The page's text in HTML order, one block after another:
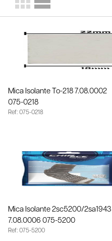
Mica Isolante To-218 7.08.0002
075-0218
Ref: 075-0218
Mica Isolante 2sc5200/2sa1943
7.08.0006 075-5200
Ref: 075-5200